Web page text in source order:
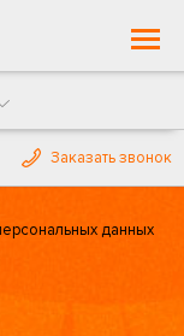
Заказать звонок
данных